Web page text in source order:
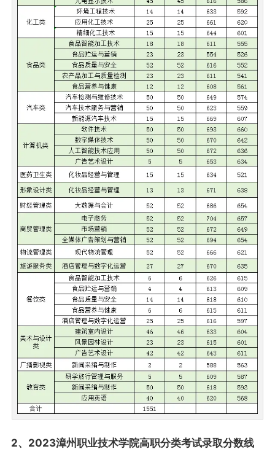
2、2023漳州职业技术学院高职分类考试录取分数线